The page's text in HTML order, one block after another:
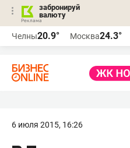
забронируй
валюту
Челны20.9° Москва24.3°
6 июля 2015, 16:26